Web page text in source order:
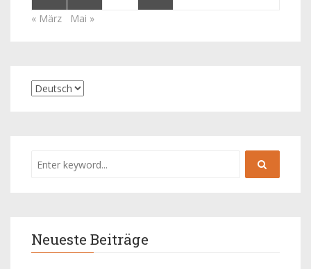
« März
Mai »
Neueste Beiträge